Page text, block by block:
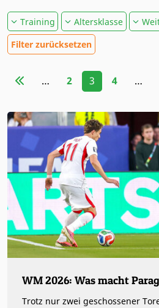
Training Altersklasse
Filter zurücksetzen
… 2 3 4 …
WM 2026: Was macht
Trotz nur zwei geschossener